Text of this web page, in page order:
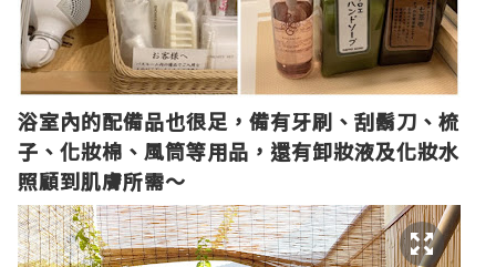
浴室內的配備品也很足，備有牙刷、刮鬍刀、梳
子、化妝棉、風筒等用品，還有卸妝液及化妝水
照顧到肌膚所需～